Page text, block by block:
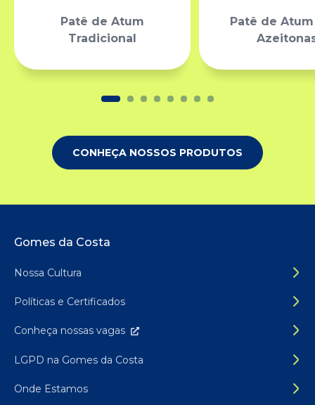
Patê de Atum
Tradicional
Patê de
CONHEÇA NOSSOS PRODUTOS
Rodapé do site
Gomes da Costa
Nossa Cultura
Políticas e Certificados
Conheça nossas vagas
LGPD na Gomes da Costa
Onde Estamos